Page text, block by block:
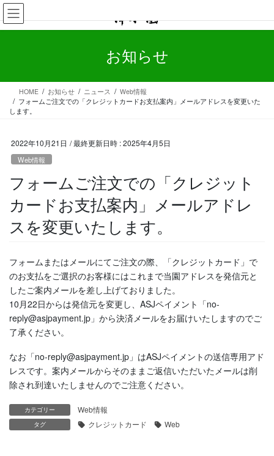
コ
ン
テ
ス
ナ
ビ
ゲ
ン
お知らせ
HOME お知らせ ニュース
Web情報
フォームご注文での「クレジットカードお支払案内」メールアドレスを変更いた
します。
2022年10月21日 / 最終更新日時 :2025年4月5日
Web情報
フォームご注文での「クレジット
カードお支払案内」メールアドレ
スを変更いたします。
フォームまたはメールにてご注文の際、「クレジットカード」で
のお支払をご選択のお客様にはこれまで当園アドレスを発信元と
したご案内メールを差し上げておりました。
10月22日からは発信元を変更し、ASJペイメント「no-
reply@asjpayment.jp」から決済メールをお届けいたしますのでご
了承ください。
なお「no-reply@asjpayment.jp」はASJペイメントの送信専用アド
レスです。案内メールからそのままご返信いただいたメールは削
除され到達いたしませんのでご注意ください。
カテゴリー Web情報
タグ クレジットカード Web